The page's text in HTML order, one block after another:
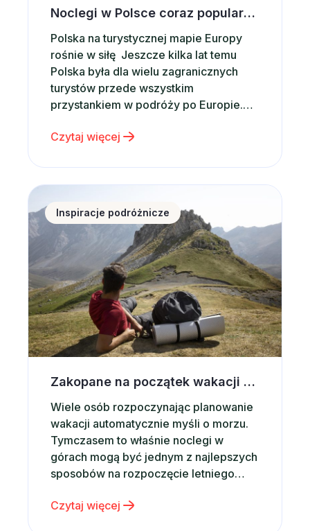
Noclegi w Polsce coraz popularniejsze wśród zagranicznych turystów. Co przyciąga ich do naszego kraju?
Polska na turystycznej mapie Europy
rośnie w siłę Jeszcze kilka lat temu
Polska była dla wielu zagranicznych
turystów przede wszystkim
przystankiem w podróży po Europie.
celem wakacyjnych wyjazdów.
2025 roku Polskę odwiedziło 21,4 mln
turystów zagranicznych, czyli o
około 9% więcej niż rok wcześniej. Co
więcej, tempo…
Czytaj więcej
Zakopane na początek wakacji – dlaczego warto
Inspiracje podróżnicze
Zakopane na początek wakacji – dlaczego warto wybrać noclegi w górach?
Wiele osób rozpoczynając planowanie
wakacji automatycznie myśli o morzu.
Tymczasem to właśnie noclegi w
górach mogą być jednym z najlepszych
sposobów na rozpoczęcie letniego
krajobrazy, świeże powietrze,
Czytaj więcej